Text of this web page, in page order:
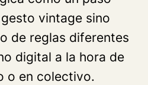
vintage sino
de reglas diferentes
digital a la hora de
o en colectivo.